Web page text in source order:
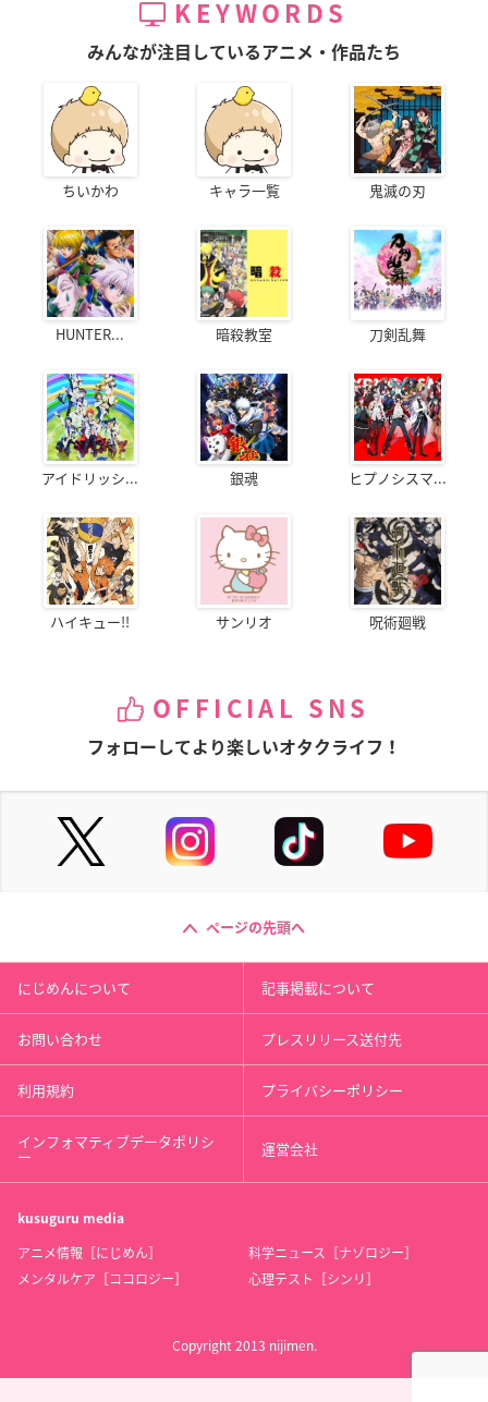
KEYWORDS
みんなが注目しているアニメ・作品たち
ちいかわ キャラ一覧 鬼滅の刃
HUNTER... 暗殺教室 刀剣乱舞
アイドリッシ... 銀魂 ヒプノシスマ...
ハイキュー!! サンリオ 呪術廻戦
OFFICIAL SNS
フォローしてより楽しいオタクライフ！
ページの先頭へ
にじめんについて 記事掲載について
お問い合わせ プレスリリース送付先
利用規約 プライバシーポリシー
インフォマティブデータポリシ
ー 運営会社
kusuguru media
アニメ情報［にじめん］
科学ニュース［ナゾロジー］
メンタルケア［ココロジー］
心理テスト［シンリ］
Copyright 2013 nijimen.